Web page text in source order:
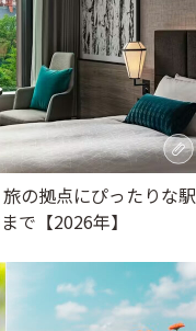
の拠点にぴったりな駅
で【2026年】